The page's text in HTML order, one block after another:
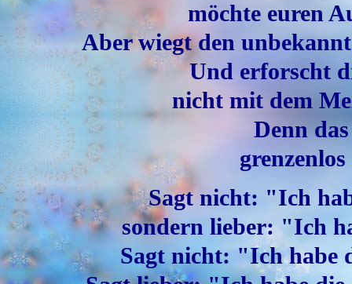
möchte euren
Aber wiegt den
Und erforscht
nicht mit dem
Denn
Sagt nicht: "Ich
sondern lieber: "Ich
Sagt nicht: "Ich habe